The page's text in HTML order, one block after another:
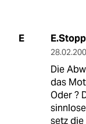
E E.Stopp
Die
das
Oder ?
setz